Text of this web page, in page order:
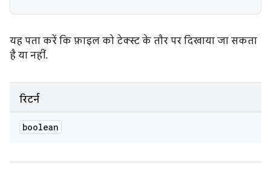
यह पता करें कि फ़ाइल को टेक्स्ट के तौर पर दिखाया जा सकता
है या नहीं.
रिटर्न
boolean